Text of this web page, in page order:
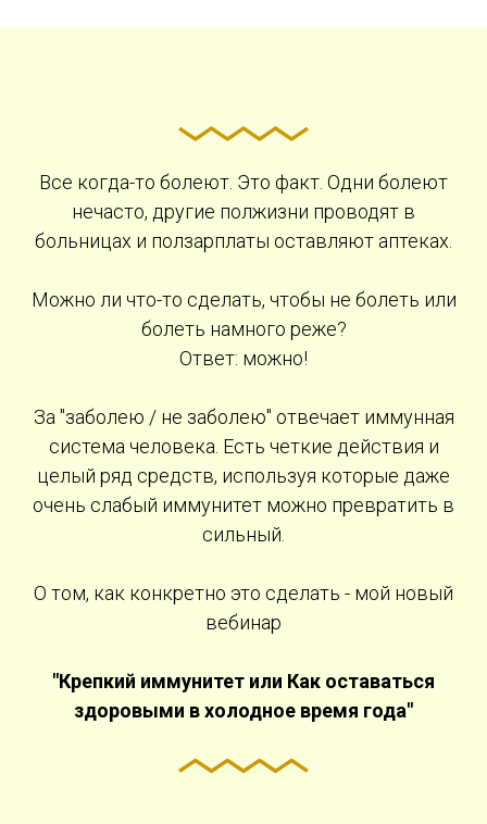
Все когда-то болеют. Это факт. Одни болеют
нечасто, другие полжизни проводят в
больницах и ползарплаты оставляют аптеках.
Можно ли что-то сделать, чтобы не болеть или
болеть намного реже?
Ответ: можно!
За "заболею / не заболею" отвечает иммунная
система человека. Есть четкие действия и
целый ряд средств, используя которые даже
очень слабый иммунитет можно превратить в
сильный.
О том, как конкретно это сделать - мой новый
вебинар
"Крепкий иммунитет или Как оставаться
здоровыми в холодное время года"